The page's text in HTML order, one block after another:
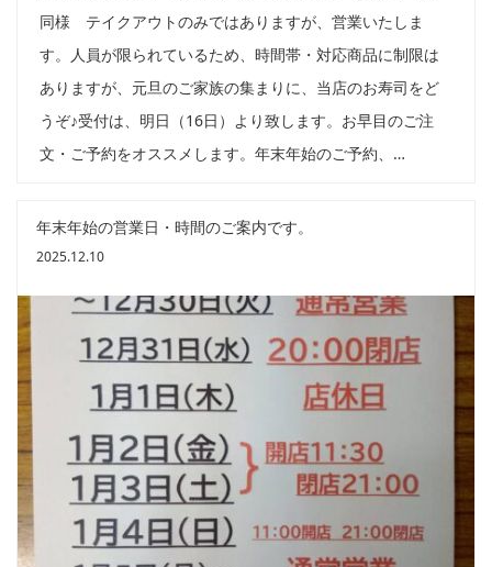
同様 テイクアウトのみではありますが、営業いたしま
す。人員が限られているため、時間帯・対応商品に制限は
ありますが、元旦のご家族の集まりに、当店のお寿司をど
うぞ♪受付は、明日（16日）より致します。お早目のご注
文・ご予約をオススメします。年末年始のご予約、…
年末年始の営業日・時間のご案内です。
2025.12.10